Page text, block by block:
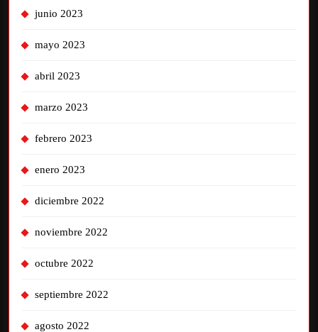
junio 2023
mayo 2023
abril 2023
marzo 2023
febrero 2023
enero 2023
diciembre 2022
noviembre 2022
octubre 2022
septiembre 2022
agosto 2022